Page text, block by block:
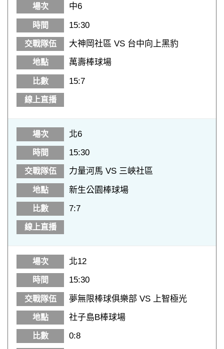
中6
15:30
大神岡社區 VS 台中向上黑豹
萬壽棒球場
15:7
北6
15:30
力量河馬 VS 三峽社區
新生公園棒球場
7:7
北12
15:30
夢無限棒球俱樂部 VS 上智極光
社子島B棒球場
0:8